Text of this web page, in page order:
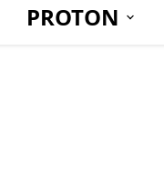
PROTON